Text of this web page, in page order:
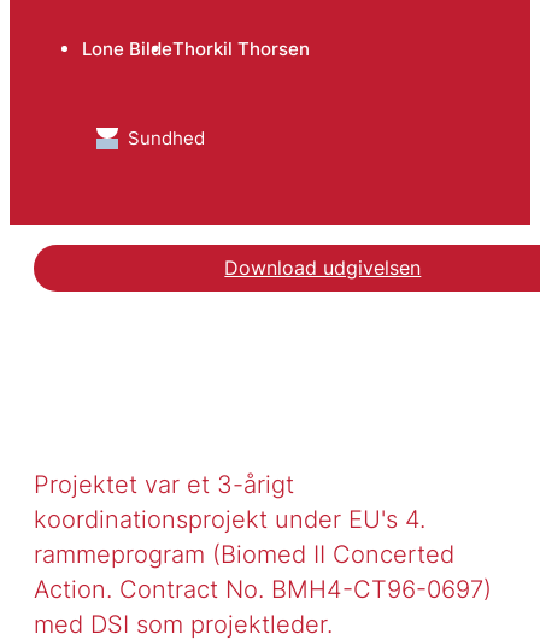
Lone BildeThorkil Thorsen
Sundhed
Download udgivelsen
Projektet var et 3-årigt
koordinationsprojekt under EU's 4.
rammeprogram (Biomed II Concerted
Action. Contract No. BMH4-CT96-0697)
med DSI som projektleder.